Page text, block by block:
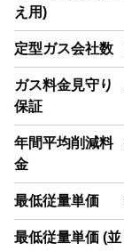
え用)
定型ガス会社数
ガス料金見守り
保証
年間平均削減料
金
最低従量単価
最低従量単価 (並